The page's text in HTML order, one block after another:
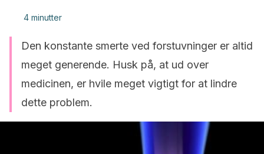
4 minutter
Den konstante smerte ved forstuvninger er altid
meget generende. Husk på, at ud over
medicinen, er hvile meget vigtigt for at lindre
dette problem.